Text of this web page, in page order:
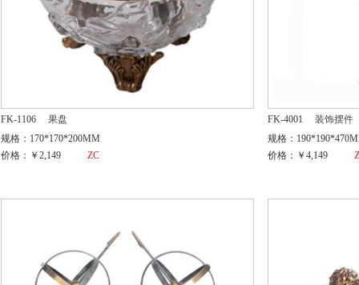
FK-1106
果盘
规格：170*170*200MM
价格：￥2,149
ZC
FK-4001
装饰摆件
规格：
价格：￥4,149